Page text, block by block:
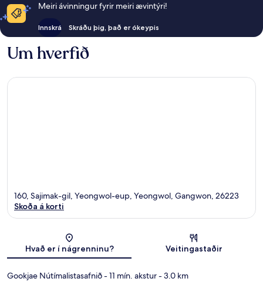
Meiri ávinningur fyrir meiri ævintýri!
Innskrá Skráðu þig, það er ókeypis
Um hverfið
160, Sajimak-gil, Yeongwol-eup, Yeongwol, Gangwon, 26223
Skoða á korti
Hvað er í nágrenninu? Veitingastaðir
Gookjae Nútímalistasafnið- 11 mín. akstur- 3.0 km